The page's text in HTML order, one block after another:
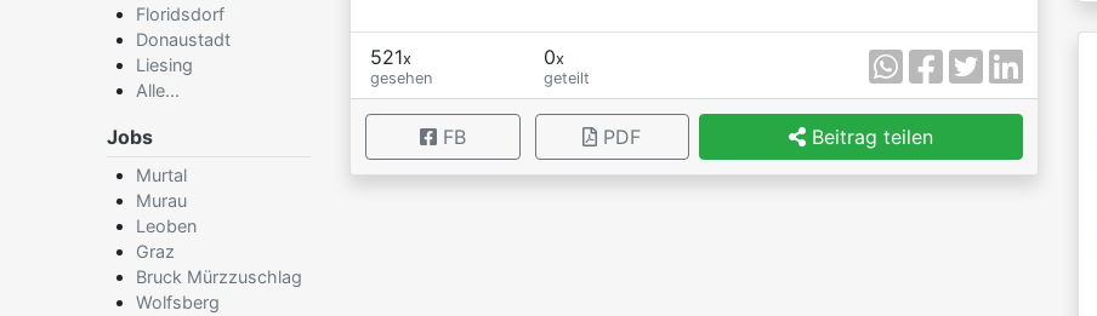
Floridsdorf
Donaustadt
Liesing
Alle...
Jobs
Murtal
Murau
Leoben
Graz
Bruck Mürzzuschlag
Wolfsberg
521x
gesehen
0x
geteilt
FB PDF Beitrag teilen